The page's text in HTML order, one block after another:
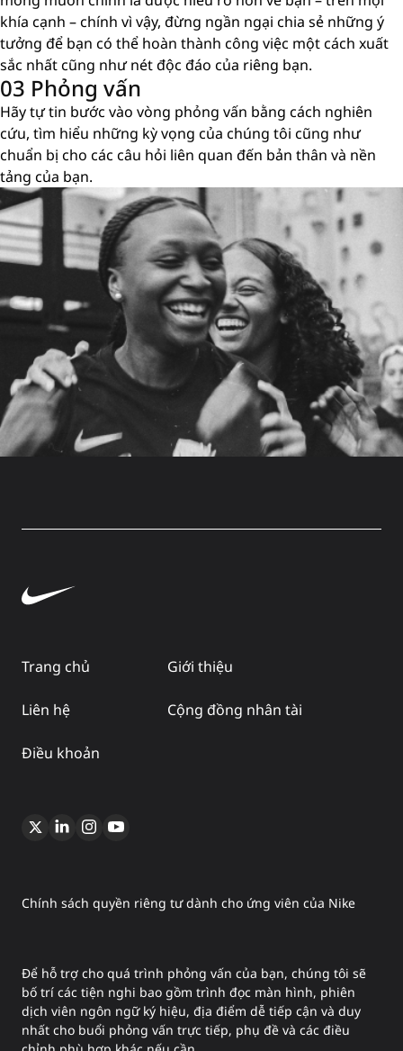
khía cạnh – chính vì vậy, đừng ngần ngại chia sẻ những ý
tưởng để bạn có thể hoàn thành công việc một cách xuất
sắc nhất cũng như nét độc đáo của riêng bạn.
03 Phỏng vấn
Hãy tự tin bước vào vòng phỏng vấn bằng cách nghiên
cứu, tìm hiểu những kỳ vọng của chúng tôi cũng như
chuẩn bị cho các câu hỏi liên quan đến bản thân và nền
tảng của bạn.
Trang chủ Giới thiệu
Liên hệ Cộng đồng nhân tài
Điều khoản
Chính sách quyền riêng tư dành cho ứng viên của Nike
Để hỗ trợ cho quá trình phỏng vấn của bạn, chúng tôi sẽ
bố trí các tiện nghi bao gồm trình đọc màn hình, phiên
dịch viên ngôn ngữ ký hiệu, địa điểm dễ tiếp cận và duy
nhất cho buổi phỏng vấn trực tiếp, phụ đề và các điều